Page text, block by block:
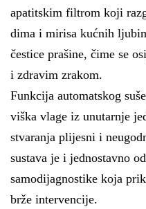
apatitskim filtrom koji
dima i mirisa kućnih
čestice prašine, čime se
i zdravim zrakom.
Funkcija automatskog
viška vlage iz unutarnje
stvaranja plijesni i
sustava je i jednostavno
samodijagnostike koja
brže intervencije.